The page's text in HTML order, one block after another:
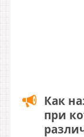
Как
при